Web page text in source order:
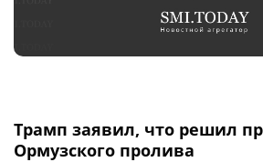
Трамп заявил, что решил
Ормузского пролива